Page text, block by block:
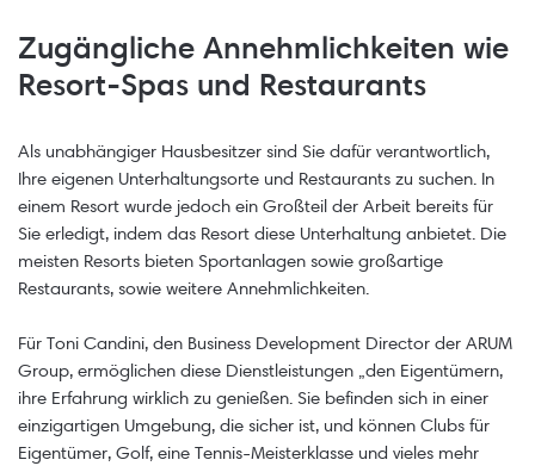
Zugängliche Annehmlichkeiten wie
Resort-Spas und Restaurants
Als unabhängiger Hausbesitzer sind Sie dafür verantwortlich,
Ihre eigenen Unterhaltungsorte und Restaurants zu suchen. In
einem Resort wurde jedoch ein Großteil der Arbeit bereits für
Sie erledigt, indem das Resort diese Unterhaltung anbietet. Die
meisten Resorts bieten Sportanlagen sowie großartige
Restaurants, sowie weitere Annehmlichkeiten.
Für Toni Candini, den Business Development Director der ARUM
Group, ermöglichen diese Dienstleistungen „den Eigentümern,
ihre Erfahrung wirklich zu genießen. Sie befinden sich in einer
einzigartigen Umgebung, die sicher ist, und können Clubs für
Eigentümer, Golf, eine Tennis-Meisterklasse und vieles mehr